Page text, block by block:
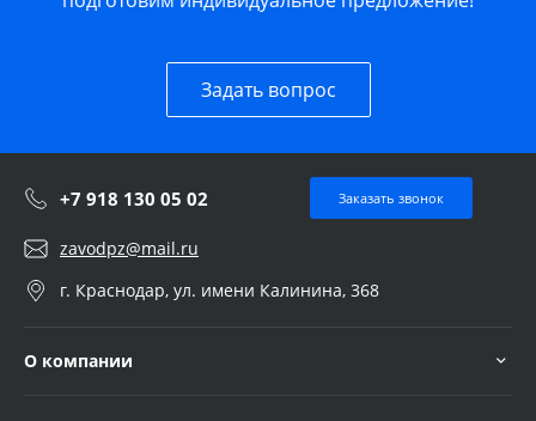
Задать вопрос
+7 918 130 05 02 Заказать звонок
zavodpz@mail.ru
г. Краснодар, ул. имени Калинина, 368
О компании